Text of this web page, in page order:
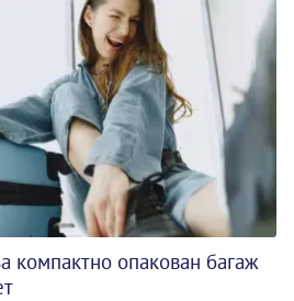
компактно опакован багаж